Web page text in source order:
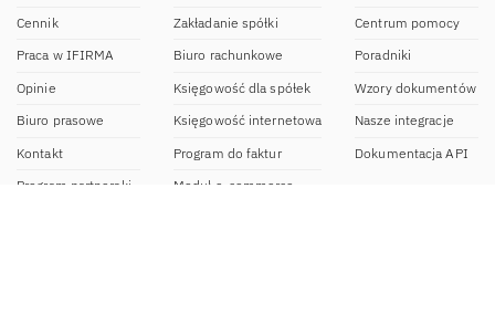
Cennik
Praca w IFIRMA
Opinie
Biuro prasowe
Kontakt
Program partnerski
Zakładanie spółki
Biuro rachunkowe
Księgowość dla spółek
Księgowość internetowa
Program do faktur
Moduł e-commerce
Centrum pomocy
Poradniki
Wzory dokumentów
Nasze integracje
Dokumentacja API